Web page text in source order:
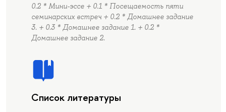
0.2 * Мини-эссе + 0.1 * Посещаемость пяти
семинарских встреч + 0.2 * Домашнее задание
3. + 0.3 * Домашнее задание 1. + 0.2 *
Домашнее задание 2.
Список литературы